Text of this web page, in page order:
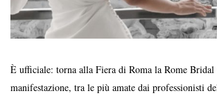
È ufficiale: torna alla Fiera di Roma la Rome
manifestazione, tra le più amate dai professionisti